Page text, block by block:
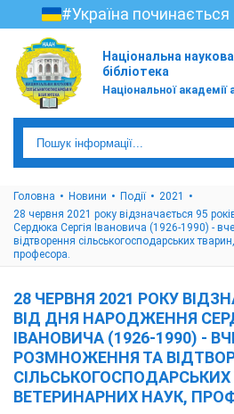
#Україна починається
Національна
бібліотека
Національної академії
Головна Новини Події
2021
28 червня 2021 року відзначається 95
Сердюка Сергія Івановича (1926-1990) -
відтворення сільськогосподарських
професора.
28 ЧЕРВНЯ 2021 РОКУ
ВІД ДНЯ НАРОДЖЕННЯ
ІВАНОВИЧА (1926-1990) -
РОЗМНОЖЕННЯ ТА
ВЕТЕРИНАРНИХ НАУК,